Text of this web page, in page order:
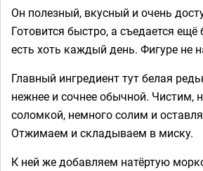
Он полезный, вкусный и очень
Готовится быстро, а съедается
есть хоть каждый день. Фигуре не
Главный ингредиент тут белая
нежнее и сочнее обычной. Чистим,
соломкой, немного солим и
Отжимаем и складываем в миску.
К ней же добавляем натёртую